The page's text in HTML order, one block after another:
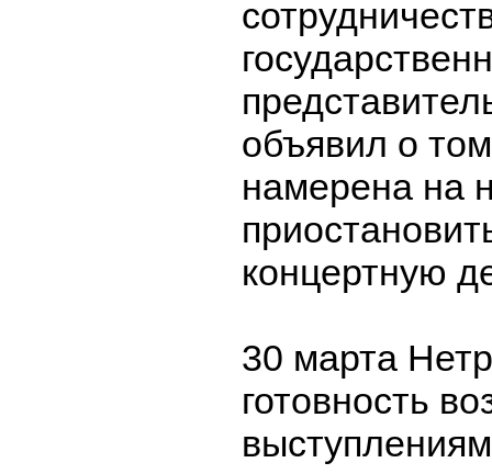
объявил о
намерена на
концертную
30 марта
готовность